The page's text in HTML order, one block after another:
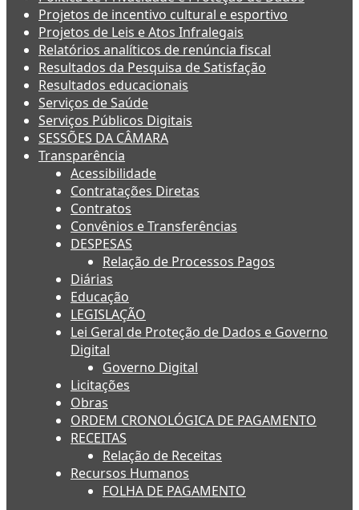
Projetos de incentivo cultural e esportivo
Projetos de Leis e Atos Infralegais
Relatórios analíticos de renúncia fiscal
Resultados da Pesquisa de Satisfação
Resultados educacionais
Serviços de Saúde
Serviços Públicos Digitais
SESSÕES DA CÂMARA
Transparência
Acessibilidade
Contratações Diretas
Contratos
Convênios e Transferências
DESPESAS
Relação de Processos Pagos
Diárias
Educação
LEGISLAÇÃO
Lei Geral de Proteção de Dados e Governo
Digital
Governo Digital
Licitações
Obras
ORDEM CRONOLÓGICA DE PAGAMENTO
RECEITAS
Relação de Receitas
Recursos Humanos
FOLHA DE PAGAMENTO